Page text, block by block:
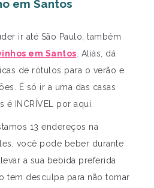
em Santos
ir até São Paulo, também
em Santos . Aliás, dá
de rótulos para o verão e
É só ir a uma das casas
é INCRÍVEL por aqui.
13 endereços na
você pode beber durante
a sua bebida preferida
tem desculpa para não tomar